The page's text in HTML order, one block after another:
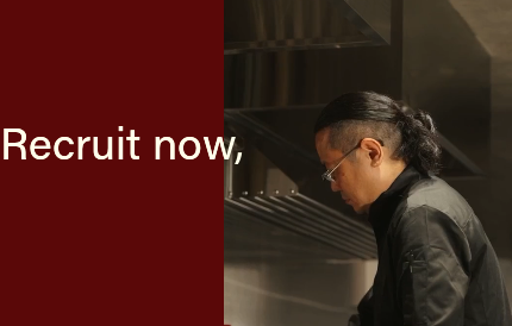
Recruit now,
Recruit now,